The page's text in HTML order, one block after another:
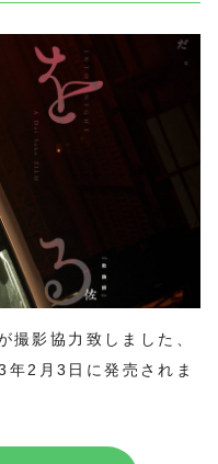
スコップ」
撮影協力致しました、
2月3日に発売されま